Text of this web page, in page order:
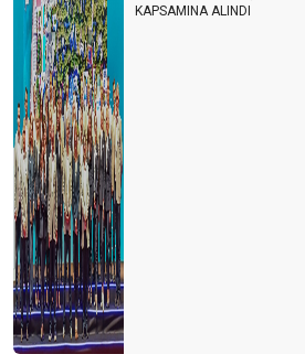
KAPSAMINA ALINDI